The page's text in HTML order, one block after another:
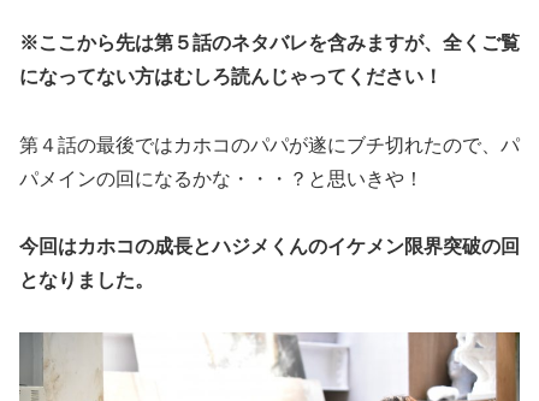
※ここから先は第５話のネタバレを含みますが、全くご覧
になってない方はむしろ読んじゃってください！
第４話の最後ではカホコのパパが遂にブチ切れたので、パ
パメインの回になるかな・・・？と思いきや！
今回はカホコの成長とハジメくんのイケメン限界突破の回
となりました。